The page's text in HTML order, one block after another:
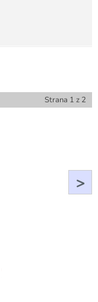
Strana 1 z 2
>